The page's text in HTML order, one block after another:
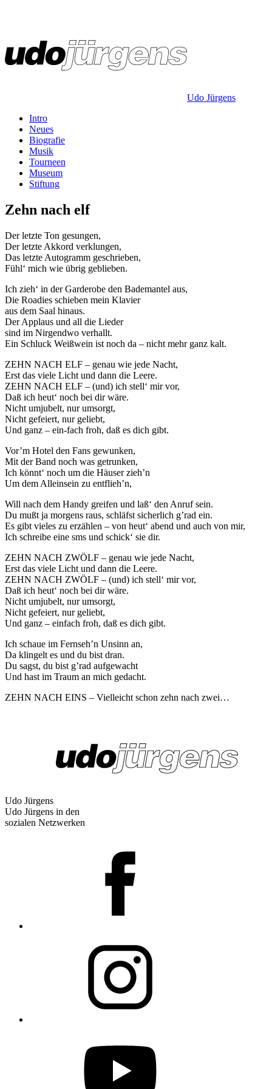
Udo Jürgens
Intro
Neues
Biografie
Musik
Tourneen
Museum
Stiftung
Zehn nach elf
Der letzte Ton gesungen,
Der letzte Akkord verklungen,
Das letzte Autogramm geschrieben,
Fühl‘ mich wie übrig geblieben.
Ich zieh‘ in der Garderobe den Bademantel aus,
Die Roadies schieben mein Klavier
aus dem Saal hinaus.
Der Applaus und all die Lieder
sind im Nirgendwo verhallt.
Ein Schluck Weißwein ist noch da – nicht mehr ganz kalt.
ZEHN NACH ELF – genau wie jede Nacht,
Erst das viele Licht und dann die Leere.
ZEHN NACH ELF – (und) ich stell‘ mir vor,
Daß ich heut‘ noch bei dir wäre.
Nicht umjubelt, nur umsorgt,
Nicht gefeiert, nur geliebt,
Und ganz – ein-fach froh, daß es dich gibt.
Vor’m Hotel den Fans gewunken,
Mit der Band noch was getrunken,
Ich könnt‘ noch um die Häuser zieh’n
Um dem Alleinsein zu entflieh’n,
Will nach dem Handy greifen und laß‘ den Anruf sein.
Du mußt ja morgens raus, schläfst sicherlich g’rad ein.
Es gibt vieles zu erzählen – von heut‘ abend und auch von mir,
Ich schreibe eine sms und schick‘ sie dir.
ZEHN NACH ZWÖLF – genau wie jede Nacht,
Erst das viele Licht und dann die Leere.
ZEHN NACH ZWÖLF – (und) ich stell‘ mir vor,
Daß ich heut‘ noch bei dir wäre.
Nicht umjubelt, nur umsorgt,
Nicht gefeiert, nur geliebt,
Und ganz – einfach froh, daß es dich gibt.
Ich schaue im Fernseh’n Unsinn an,
Da klingelt es und du bist dran.
Du sagst, du bist g’rad aufgewacht
Und hast im Traum an mich gedacht.
ZEHN NACH EINS – Vielleicht schon zehn nach zwei…
Udo Jürgens
Udo Jürgens in den
sozialen Netzwerken